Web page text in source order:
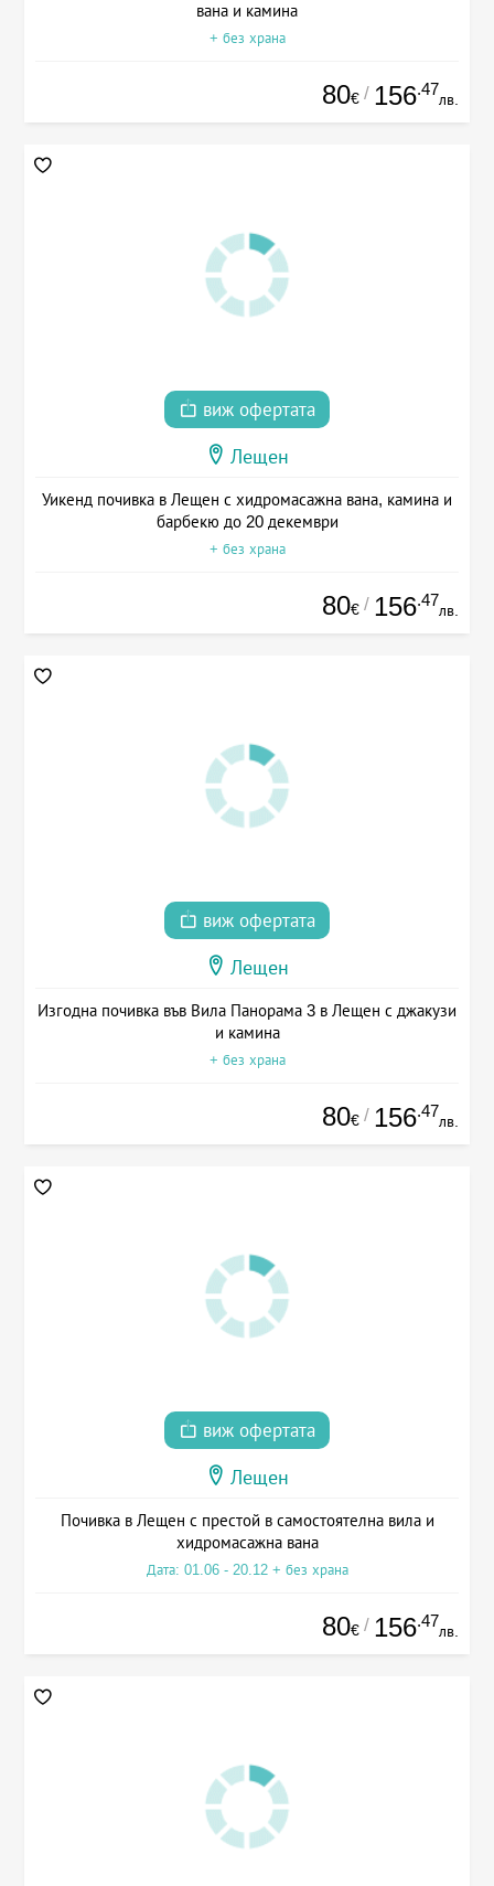
вана и камина
+ без храна
80€ / 156.47
лв.
виж офертата
Лещен
Уикенд почивка в Лещен с хидромасажна вана, камина и
барбекю до 20 декември
+ без храна
80€ / 156.47
лв.
виж офертата
Лещен
Изгодна почивка във Вила Панорама 3 в Лещен с джакузи
и камина
+ без храна
80€ / 156.47
лв.
виж офертата
Лещен
Почивка в Лещен с престой в самостоятелна вила и
хидромасажна вана
Дата: 01.06 - 20.12 + без храна
80€ / 156.47
лв.